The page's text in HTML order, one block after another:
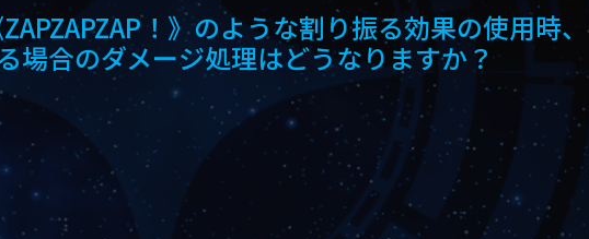
！》のような割り振る効果の使用時、
場合のダメージ処理はどうなりますか？